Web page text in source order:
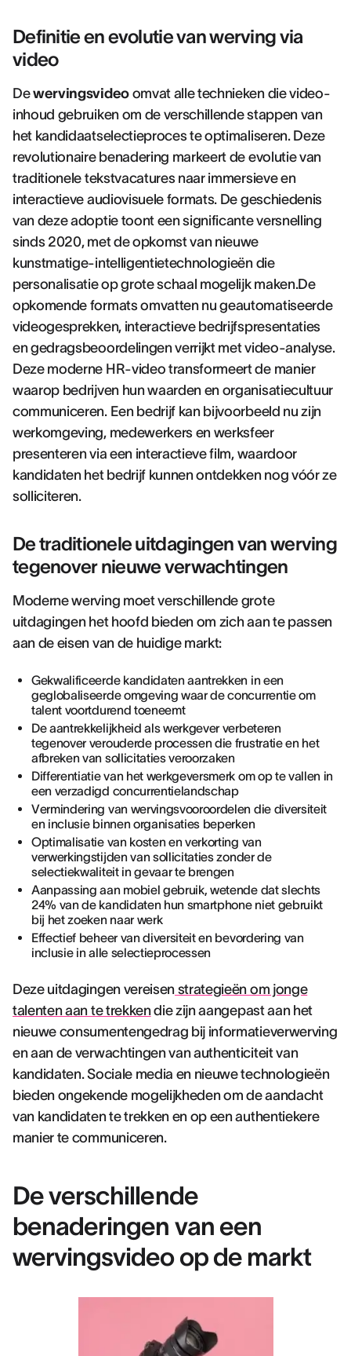
Definitie en evolutie van werving via
video
Dewervingsvideoomvat alle technieken die video-
inhoud gebruiken om de verschillende stappen van
het kandidaatselectieproces te optimaliseren. Deze
revolutionaire benadering markeert de evolutie van
traditionele tekstvacatures naar immersieve en
interactieve audiovisuele formats. De geschiedenis
van deze adoptie toont een significante versnelling
sinds 2020, met de opkomst van nieuwe
kunstmatige-intelligentietechnologieën die
personalisatie op grote schaal mogelijk maken.De
opkomende formats omvatten nu geautomatiseerde
videogesprekken, interactieve bedrijfspresentaties
en gedragsbeoordelingen verrijkt met video-analyse.
Deze moderne HR-video transformeert de manier
waarop bedrijven hun waarden en organisatiecultuur
communiceren. Een bedrijf kan bijvoorbeeld nu zijn
werkomgeving, medewerkers en werksfeer
presenteren via een interactieve film, waardoor
kandidaten het bedrijf kunnen ontdekken nog vóór ze
solliciteren.
De traditionele uitdagingen van werving
tegenover nieuwe verwachtingen
Moderne werving moet verschillende grote
uitdagingen het hoofd bieden om zich aan te passen
aan de eisen van de huidige markt:
Gekwalificeerde kandidaten aantrekken in een
geglobaliseerde omgeving waar de concurrentie om
talent voortdurend toeneemt
De aantrekkelijkheid als werkgever verbeteren
tegenover verouderde processen die frustratie en het
afbreken van sollicitaties veroorzaken
Differentiatie van het werkgeversmerk om op te vallen in
een verzadigd concurrentielandschap
Vermindering van wervingsvooroordelen die diversiteit
en inclusie binnen organisaties beperken
Optimalisatie van kosten en verkorting van
verwerkingstijden van sollicitaties zonder de
selectiekwaliteit in gevaar te brengen
Aanpassing aan mobiel gebruik, wetende dat slechts
24% van de kandidaten hun smartphone niet gebruikt
bij het zoeken naar werk
Effectief beheer van diversiteit en bevordering van
inclusie in alle selectieprocessen
Deze uitdagingen vereisen strategieën om jonge
talenten aan te trekkendie zijn aangepast aan het
nieuwe consumentengedrag bij informatieverwerving
en aan de verwachtingen van authenticiteit van
kandidaten. Sociale media en nieuwe technologieën
bieden ongekende mogelijkheden om de aandacht
van kandidaten te trekken en op een authentiekere
manier te communiceren.
De verschillende
benaderingen van een
wervingsvideo op de markt